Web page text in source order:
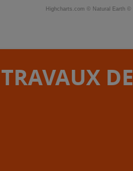
Highcharts.com © Natural Earth ©
DE